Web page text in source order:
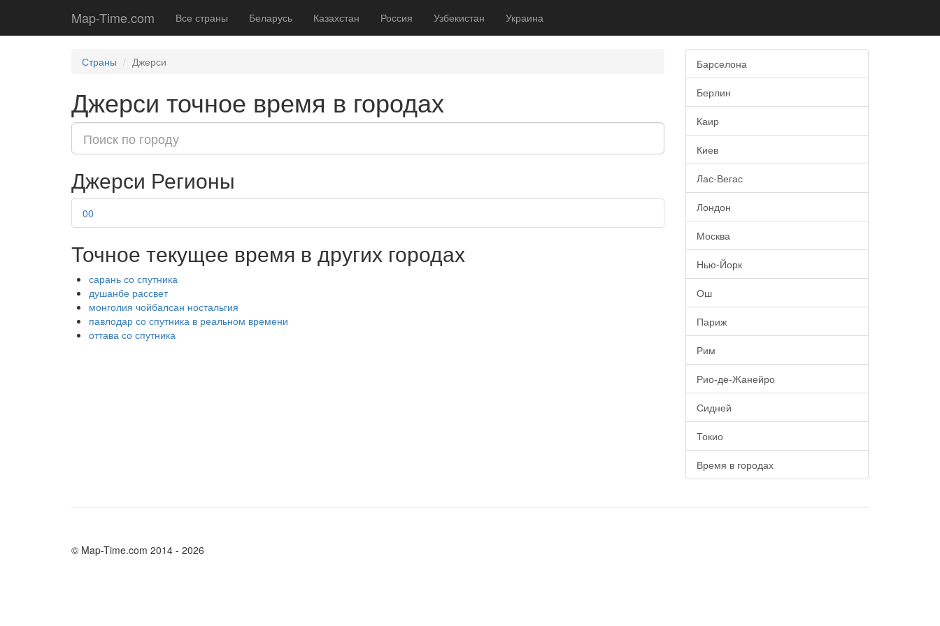
Map-Time.com Все страны Беларусь Казахстан Россия Узбекистан Украина
Страны Джерси
Джерси точное время в городах
Джерси Регионы
00
Точное текущее время в других городах
сарань со спутника
душанбе рассвет
монголия чойбалсан ностальгия
павлодар со спутника в реальном времени
оттава со спутника
Барселона
Берлин
Каир
Киев
Лас-Вегас
Лондон
Москва
Нью-Йорк
Ош
Париж
Рим
Рио-де-Жанейро
Сидней
Токио
Время в городах
© Map-Time.com 2014 - 2026